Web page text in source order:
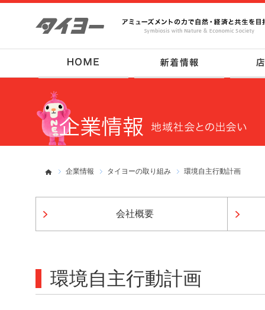
企業情報 タイヨーの取り組み 環境自主行動計画
会社概要
環境自主行動計画